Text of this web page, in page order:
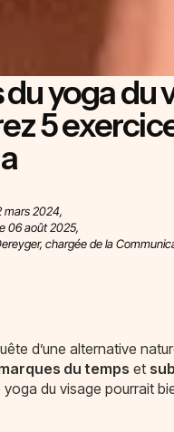
yoga du
5
mars 2024,
06 août 2025,
chargée de la
d’une alternative
du temps et
yoga du visage pourrait